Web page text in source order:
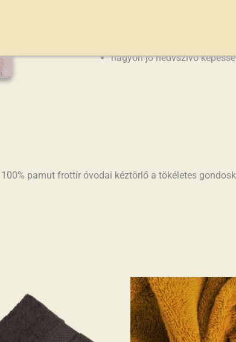
nagyon jó nedvszívó
pamut frottír óvodai kéztörlő a tökéletes